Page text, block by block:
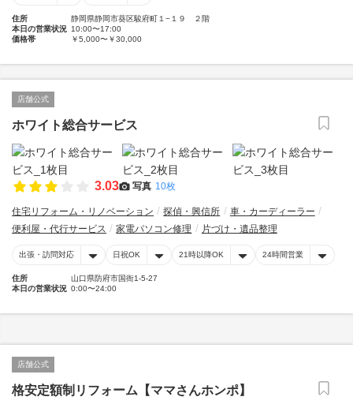
住所
静岡県静岡市葵区駿府町１−１９ ２階
本日の営業状況 10:00〜17:00
価格帯
￥5,000〜￥30,000
店舗公式
ホワイト総合サービス
3.03 写真 10枚
住宅リフォーム・リノベーション 探偵・興信所
車・カーディーラー
便利屋・代行サービス
家電パソコン修理 片づけ・遺品整理
出張・訪問対応 日祝OK 21時以降OK 24時間営業
住所
山口県防府市国衙1-5-27
本日の営業状況 0:00〜24:00
店舗公式
格安定額制リフォーム【ママさんホンポ】